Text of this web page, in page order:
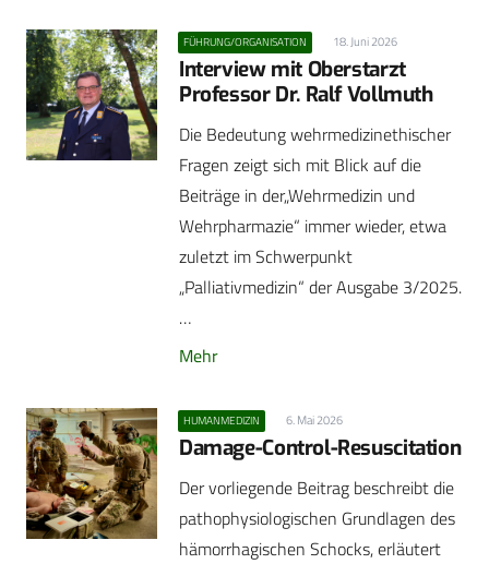
FÜHRUNG/ORGANISATION 18. Juni 2026
Interview mit Oberstarzt
Professor Dr. Ralf Vollmuth
Die Bedeutung wehrmedizinethischer
Fragen zeigt sich mit Blick auf die
Beiträge in der„Wehrmedizin und
Wehrpharmazie“ immer wieder, etwa
zuletzt im Schwerpunkt
„Palliativmedizin“ der Ausgabe 3/2025.
…
Mehr
HUMANMEDIZIN 6. Mai 2026
Damage-Control-Resuscitation
Der vorliegende Beitrag beschreibt die
pathophysiologischen Grundlagen des
hämorrhagischen Schocks, erläutert